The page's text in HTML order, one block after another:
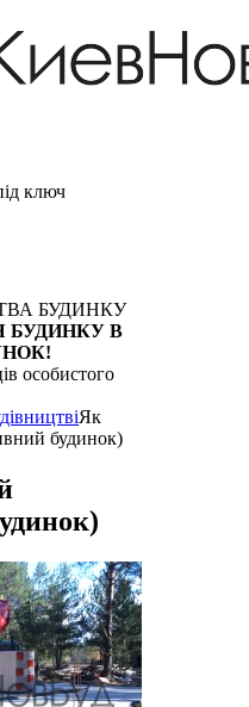
ключ
БУДИНКУ
БУДИНКУ В
особистого
Як
будинок)